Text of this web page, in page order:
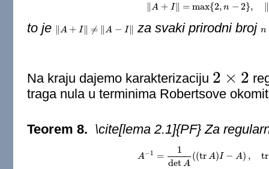
∥A + I∥ = max{2, n − 2},
‖A+I‖=max {2 n−2},‖
to je A + I∥ ≠ ∥A − I∥
A+ I‖≠ ‖A I‖ za svaki prirodni broj n
n>
Na kraju dajemo karakterizaciju 2 × 2
2×
traga nula u terminima Robertsove
Teorem 8. \cite[lema 2.1]{PF} Za
A−1 =
1
det A
((tr A)I − A) , tr
A−1=1 detA ((trA I− A),tr A 1=